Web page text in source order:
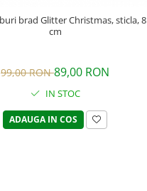
brad Glitter Christmas, sticla, 8
cm
99,00 RON89,00 RON
IN STOC
ADAUGA IN COS